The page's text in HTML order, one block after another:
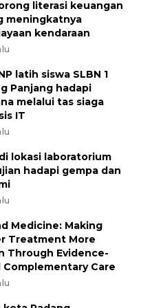
literasi keuangan
meningkatnya
kendaraan
latih siswa SLBN 1
Panjang hadapi
melalui tas siaga
IT
lokasi laboratorium
hadapi gempa dan
Medicine: Making
Treatment More
Through Evidence-
Complementary Care